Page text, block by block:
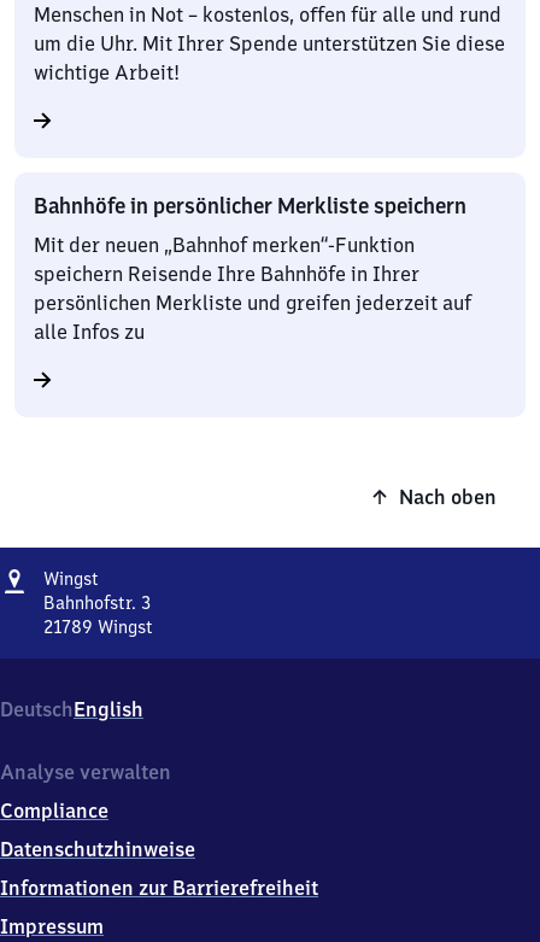
Menschen in Not – kostenlos, offen für alle und rund
um die Uhr. Mit Ihrer Spende unterstützen Sie diese
wichtige Arbeit!
Bahnhöfe in persönlicher Merkliste speichern
Mit der neuen „Bahnhof merken“-Funktion
speichern Reisende Ihre Bahnhöfe in Ihrer
persönlichen Merkliste und greifen jederzeit auf
alle Infos zu
Nach oben
Adresse
Wingst
Bahnhofstr. 3
21789 Wingst
3,
2
7
9
Wingst
DeutschEnglish
Analyse verwalten
Compliance
Datenschutzhinweise
Informationen zur Barrierefreiheit
Impressum